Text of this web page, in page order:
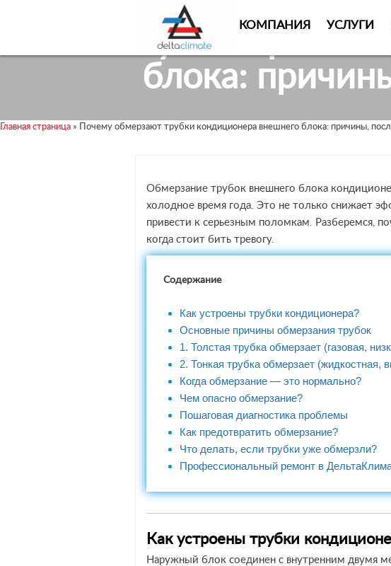
КОМПАНИЯ УСЛУГИ
Почему обмерзают
блока:
Главная страница » Почему обмерзают трубки кондиционера внешнего блока: причины,
Обмерзание трубок внешнего блока
холодное время года. Это не только снижает
привести к серьезным поломкам. Разберемся,
когда стоит бить тревогу.
Содержание
Как устроены трубки кондиционера?
Основные причины обмерзания трубок
1. Толстая трубка обмерзает (газовая,
2. Тонкая трубка обмерзает (жидкостная,
Когда обмерзание — это нормально?
Чем опасно обмерзание?
Пошаговая диагностика проблемы
Как предотвратить обмерзание?
Что делать, если трубки уже обмерзли?
Профессиональный ремонт в
Как устроены трубки
Наружный блок соединен с внутренним двумя